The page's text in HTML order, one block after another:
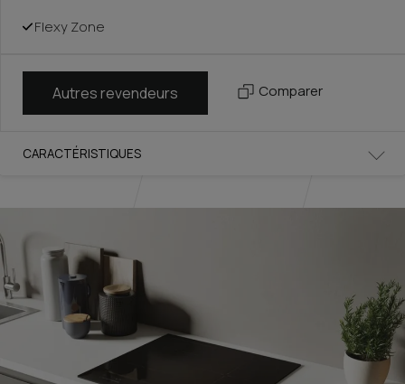
Flexy Zone
Autres revendeurs Comparer
CARACTÉRISTIQUES